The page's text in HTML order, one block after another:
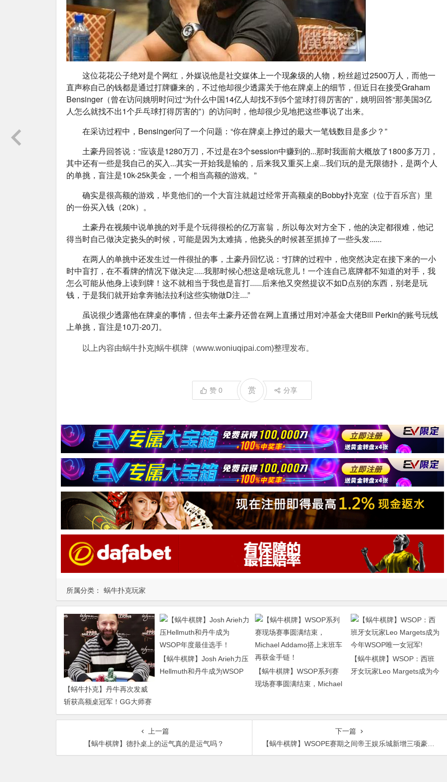
所属分类： 蜗牛扑克玩家
这位花花公子绝对是个网红，外媒说他是社交媒体上一个现象级的人物，粉丝超过2500万人，而他一
直声称自己的钱都是通过打牌赚来的，不过他却很少透露关于他在牌桌上的细节，但近日在接受Graham
Bensinger（曾在访问姚明时问过“为什么中国14亿人却找不到5个篮球打得厉害的”，姚明回答“那美国3亿
人怎么就找不出1个乒乓球打得厉害的”）的访问时，他却很少见地把这些事说了出来。
在采访过程中，Bensinger问了一个问题：“你在牌桌上挣过的最大一笔钱数目是多少？”
土豪丹回答说：“应该是1280万刀，不过是在3个session中赚到的...那时我面前大概放了1800多万刀，
其中还有一些是我自己的买入...其实一开始我是输的，后来我又重买上桌...我们玩的是无限德扑，是两个人
的单挑，盲注是10k-25k美金，一个相当高额的游戏。”
确实是很高额的游戏，毕竟他们的一个大盲注就超过经常开高额桌的Bobby扑克室（位于百乐宫）里
的一份买入钱（20k）。
土豪丹在视频中说单挑的对手是个玩得很松的亿万富翁，所以每次对方全下，他的决定都很难，他记
得当时自己做决定挠头的时候，可能是因为太难搞，他挠头的时候甚至抓掉了一些头发......
在两人的单挑中还发生过一件很扯的事，土豪丹回忆说：“打牌的过程中，他突然决定在接下来的一小
时中盲打，在不看牌的情况下做决定.....我那时候心想这是啥玩意儿！一个连自己底牌都不知道的对手，我
怎么可能从他身上读到牌！这不就相当于我也是盲打......后来他又突然提议不如D点别的东西，别老是玩
钱，于是我们就开始拿奔驰法拉利这些实物做D注....”
虽说很少透露他在牌桌的事情，但去年土豪丹还曾在网上直播过用对冲基金大佬Bill Perkin的账号玩线
上单挑，盲注是10刀-20刀。
以上内容由蜗牛扑克|蜗牛棋牌（www.woniuqipai.com)整理发布。
赞 0 赏 分享
【蜗牛扑克】丹牛再次发威
斩获高额桌冠军！GG大师赛
报一赠一！
【蜗牛棋牌】Josh Arieh力压
Hellmuth和丹牛成为WSOP
【蜗牛棋牌】WSOP系列赛
现场赛事圆满结束，Michael
【蜗牛棋牌】WSOP：西班
牙女玩家Leo Margets成为今
上一篇
【蜗牛棋牌】德扑桌上的运气真的是运气吗？
下一篇
【蜗牛棋牌】WSOPE赛期之间帝王娱乐城新增三项豪客赛